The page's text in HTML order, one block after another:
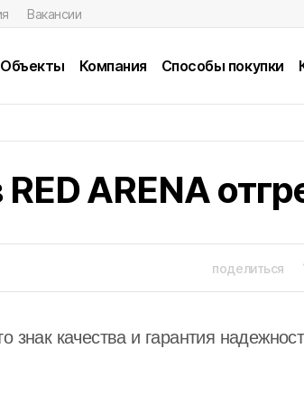
Вакансии
Объекты Компания Способы покупки
RED ARENA
поделиться
знак качества и гарантия